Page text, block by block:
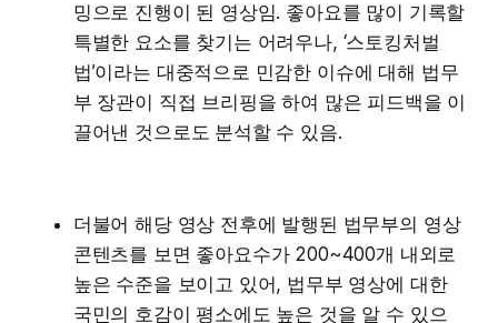
밍으로 진행이 된 영상임. 좋아요를 많이 기록할
특별한 요소를 찾기는 어려우나, ‘스토킹처벌
법’이라는 대중적으로 민감한 이슈에 대해 법무
부 장관이 직접 브리핑을 하여 많은 피드백을 이
끌어낸 것으로도 분석할 수 있음.
더불어 해당 영상 전후에 발행된 법무부의 영상
콘텐츠를 보면 좋아요수가 200~400개 내외로
높은 수준을 보이고 있어, 법무부 영상에 대한
국민의 호감이 평소에도 높은 것을 알 수 있으